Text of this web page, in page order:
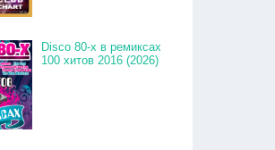
Disco 80-x в ремиксах
100 хитов 2016 (2026)